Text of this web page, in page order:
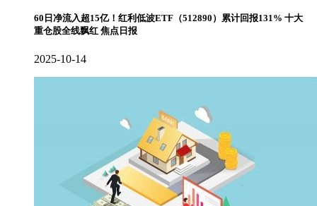
60日净流入超15亿！红利低波ETF（512890）累计回报131% 十大
重仓股全线飘红 焦点日报
2025-10-14